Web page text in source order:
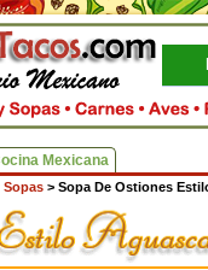
Mexicana
Sopas > Sopa De Ostiones